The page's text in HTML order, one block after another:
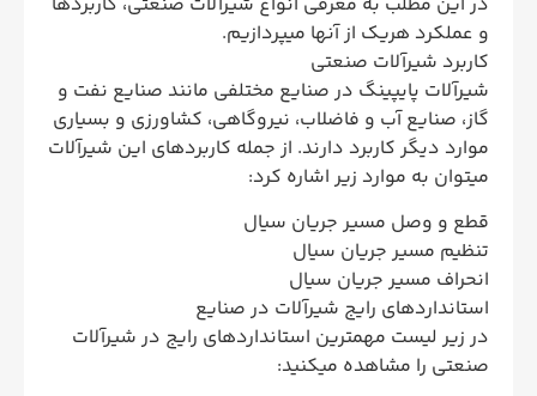
و عملکرد هریک از آنها میپردازیم.
کاربرد شیرآلات صنعتی
شیرآلات پایپینگ در صنایع مختلفی مانند صنایع نفت و
گاز، صنایع آب و فاضلاب، نیروگاهی، کشاورزی و بسیاری
موارد دیگر کاربرد دارند. از جمله کاربردهای این شیرآلات
میتوان به موارد زیر اشاره کرد:
قطع و وصل مسیر جریان سیال
تنظیم مسیر جریان سیال
انحراف مسیر جریان سیال
استانداردهای رایج شیرآلات در صنایع
در زیر لیست مهمترین استانداردهای رایج در شیرآلات
صنعتی را مشاهده میکنید: